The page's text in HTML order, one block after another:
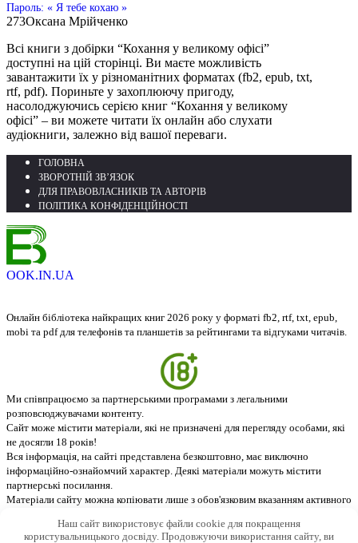
Пароль: « Я тебе кохаю »
273Оксана Мрійченко
Всі книги з добірки “Кохання у великому офісі”
доступні на цій сторінці. Ви маєте можливість
завантажити їх у різноманітних форматах (fb2, epub, txt,
rtf, pdf). Пориньте у захоплюючу пригоду,
насолоджуючись серією книг “Кохання у великому
офісі” – ви можете читати їх онлайн або слухати
аудіокниги, залежно від вашої переваги.
ГОЛОВНА
ЗВОРОТНІЙ ЗВ’ЯЗОК
ДЛЯ ПРАВОВЛАСНИКІВ ТА АВТОРІВ
ПОЛІТИКА КОНФІДЕНЦІЙНОСТІ
OOK.IN.UA
Онлайн бібліотека найкращих книг 2026 року у форматі fb2, rtf, txt, epub,
mobi та pdf для телефонів та планшетів за рейтингами та відгуками читачів.
Ми співпрацюємо за партнерськими програмами з легальними
розповсюджувачами контенту.
Сайт може містити матеріали, які не призначені для перегляду особами, які
не досягли 18 років!
Вся інформація, на сайті представлена безкоштовно, має виключно
інформаційно-ознайомчий характер. Деякі матеріали можуть містити
партнерські посилання.
Матеріали сайту можна копіювати лише з обов'язковим вказанням активного
Наш сайт використовує файли cookie для покращення
користувальницького досвіду. Продовжуючи використання сайту, ви